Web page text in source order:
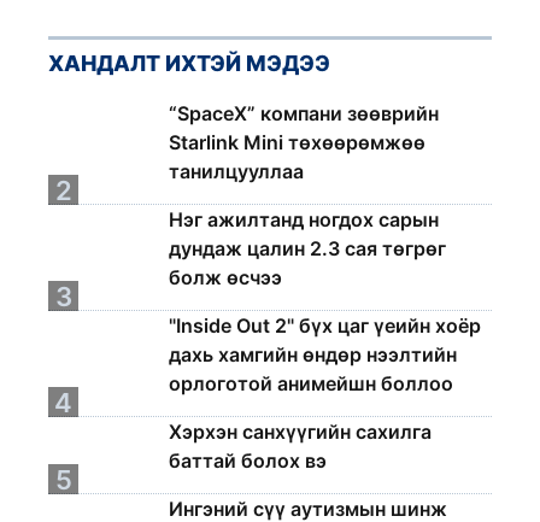
ХАНДАЛТ ИХТЭЙ МЭДЭЭ
“SpaceX” компани зөөврийн
Starlink Mini төхөөрөмжөө
танилцууллаа
2
Нэг ажилтанд ногдох сарын
дундаж цалин 2.3 сая төгрөг
болж өсчээ
3
"Inside Out 2" бүх цаг үеийн хоёр
дахь хамгийн өндөр нээлтийн
орлоготой анимейшн боллоо
4
Хэрхэн санхүүгийн сахилга
баттай болох вэ
5
Ингэний сүү аутизмын шинж